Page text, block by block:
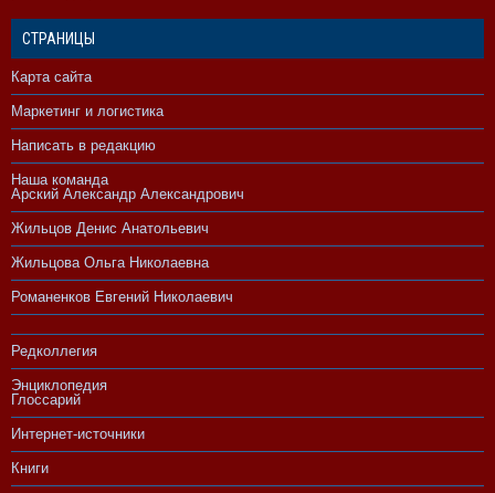
СТРАНИЦЫ
Карта сайта
Маркетинг и логистика
Написать в редакцию
Наша команда
Арский Александр Александрович
Жильцов Денис Анатольевич
Жильцова Ольга Николаевна
Романенков Евгений Николаевич
Редколлегия
Энциклопедия
Глоссарий
Интернет-источники
Книги